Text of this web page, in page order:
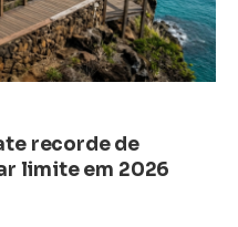
recorde de
limite em 2026